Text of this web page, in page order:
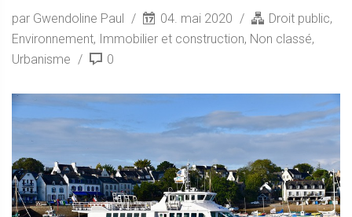
par Gwendoline Paul 04. mai 2020 Droit public,
Environnement, Immobilier et construction, Non classé,
Urbanisme
0